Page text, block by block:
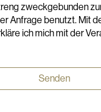
zweckgebunden
Anfrage benutzt. Mit
ich mich mit der